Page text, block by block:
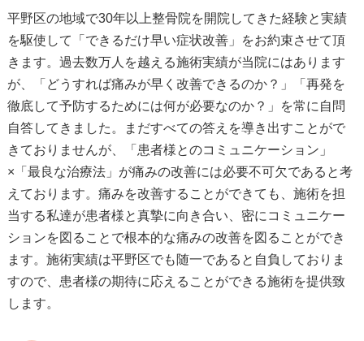
平野区の地域で30年以上整骨院を開院してきた経験と実績
を駆使して「できるだけ早い症状改善」をお約束させて頂
きます。過去数万人を越える施術実績が当院にはあります
が、「どうすれば痛みが早く改善できるのか？」「再発を
徹底して予防するためには何が必要なのか？」を常に自問
自答してきました。まだすべての答えを導き出すことがで
きておりませんが、「患者様とのコミュニケーション」
×「最良な治療法」が痛みの改善には必要不可欠であると考
えております。痛みを改善することができても、施術を担
当する私達が患者様と真摯に向き合い、密にコミュニケー
ションを図ることで根本的な痛みの改善を図ることができ
ます。施術実績は平野区でも随一であると自負しておりま
すので、患者様の期待に応えることができる施術を提供致
します。